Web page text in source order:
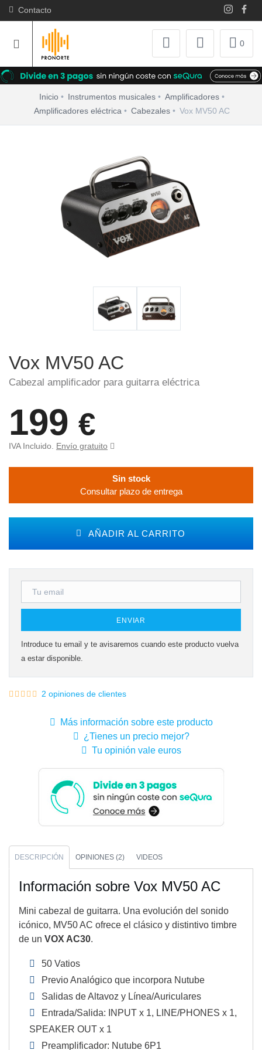
Contacto
0
Inicio Instrumentos musicales
Amplificadores
Amplificadores eléctrica
Cabezales Vox MV50 AC
Vox MV50 AC
Cabezal amplificador para guitarra eléctrica
199 €
IVA Incluido. Envío gratuito
Sin stock
Consultar plazo de entrega
AÑADIR AL CARRITO
ENVIAR
Introduce tu email y te avisaremos cuando este producto vuelva
a estar disponible.
2 opiniones de clientes
Más información sobre este producto
¿Tienes un precio mejor?
Tu opinión vale euros
DESCRIPCIÓN OPINIONES (2) VIDEOS
Información sobre Vox MV50 AC
Mini cabezal de guitarra. Una evolución del sonido
icónico, MV50 AC ofrece el clásico y distintivo timbre
de un VOX AC30.
50 Vatios
Previo Analógico que incorpora Nutube
Salidas de Altavoz y Línea/Auriculares
Entrada/Salida: INPUT x 1, LINE/PHONES x 1,
SPEAKER OUT x 1
Preamplificador: Nutube 6P1